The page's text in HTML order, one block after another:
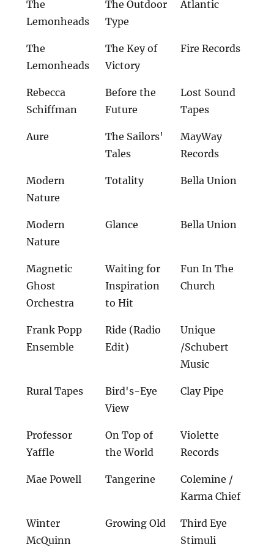
The
Lemonheads
The Outdoor
Type
Atlantic
The
Lemonheads
The Key of
Victory
Fire Records
Rebecca
Schiffman
Before the
Future
Lost Sound
Tapes
Aure
The Sailors'
Tales
MayWay
Records
Modern
Nature
Totality Bella Union
Modern
Nature
Glance Bella Union
Magnetic
Ghost
Orchestra
Waiting for
Inspiration
to Hit
Fun In The
Church
Frank Popp
Ensemble
Ride (Radio
Edit)
Unique
/Schubert
Music
Rural Tapes
Bird's-Eye
View
Clay Pipe
Professor
Yaffle
On Top of
the World
Violette
Records
Mae Powell Tangerine
Colemine /
Karma Chief
Winter
McQuinn
Growing Old
Third Eye
Stimuli